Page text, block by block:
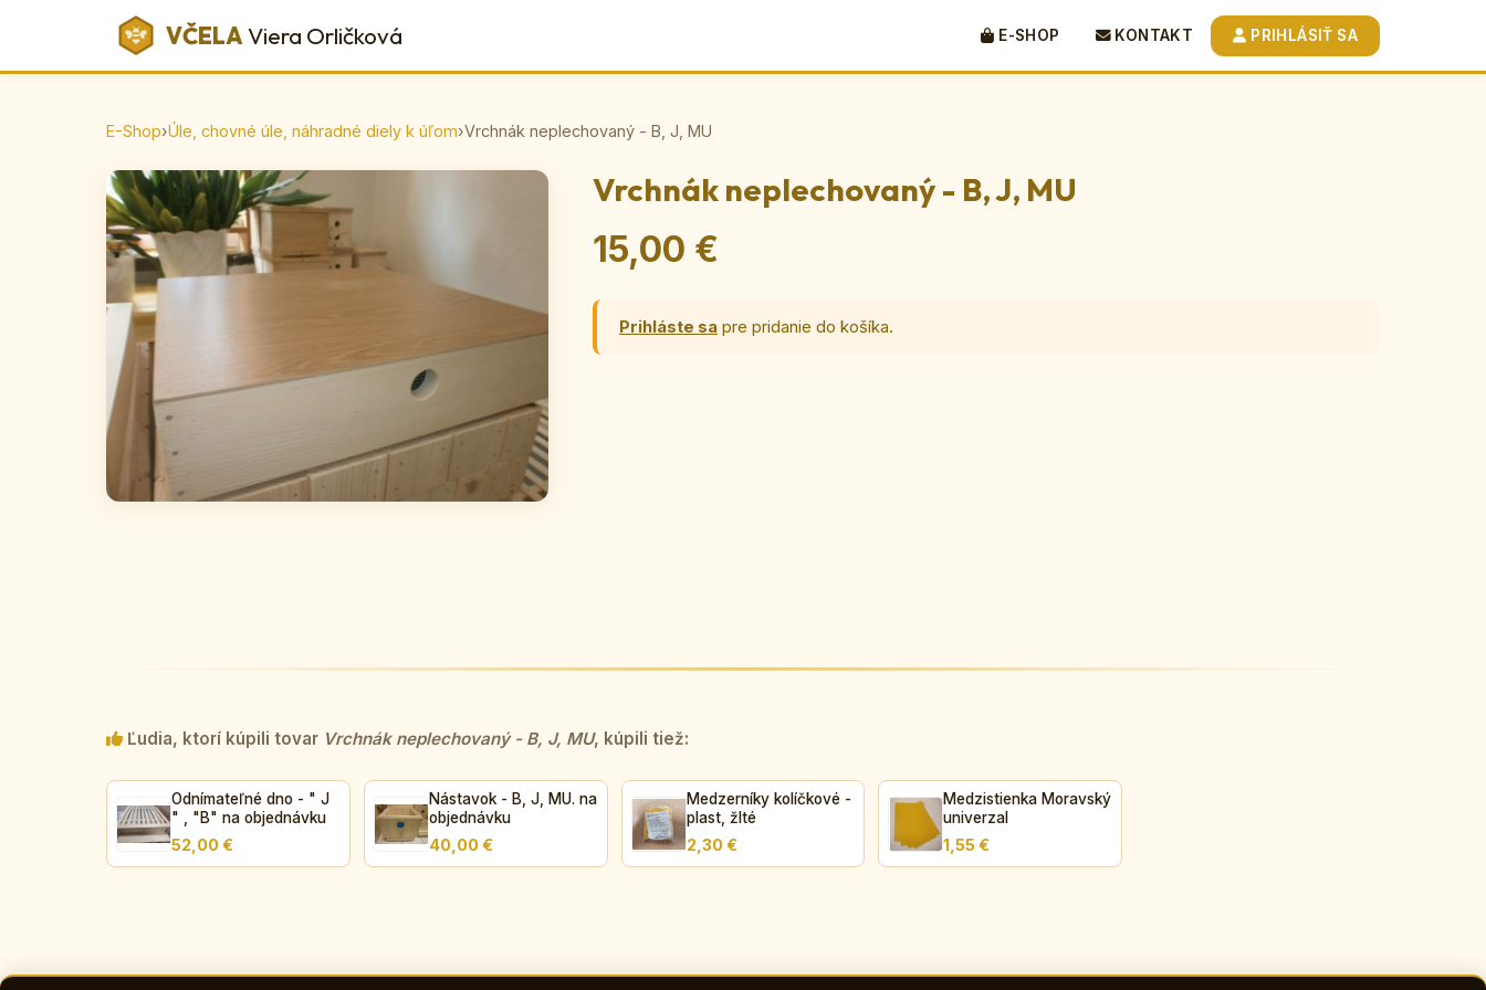
VČELAViera Orličková E-SHOP KONTAKT PRIHLÁSIŤ SA
E-Shop›Úle, chovné úle, náhradné diely k úľom›Vrchnák neplechovaný - B, J, MU
Vrchnák neplechovaný - B, J, MU
15,00 €
Prihláste sa pre pridanie do košíka.
Ľudia, ktorí kúpili tovar Vrchnák neplechovaný - B, J, MU, kúpili tiež:
Odnímateľné dno - " J
" , "B" na objednávku
52,00 €
Nástavok - B, J, MU. na
objednávku
40,00 €
Medzerníky kolíčkové -
plast, žlté
2,30 €
Medzistienka Moravský
univerzal
1,55 €